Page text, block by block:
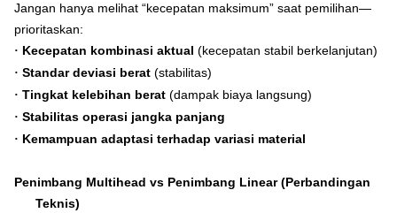
Jangan hanya melihat “kecepatan maksimum” saat pemilihan—
prioritaskan:
· Kecepatan kombinasi aktual (kecepatan stabil berkelanjutan)
· Standar deviasi berat (stabilitas)
· Tingkat kelebihan berat (dampak biaya langsung)
· Stabilitas operasi jangka panjang
· Kemampuan adaptasi terhadap variasi material
Penimbang Multihead vs Penimbang Linear (Perbandingan
Teknis)